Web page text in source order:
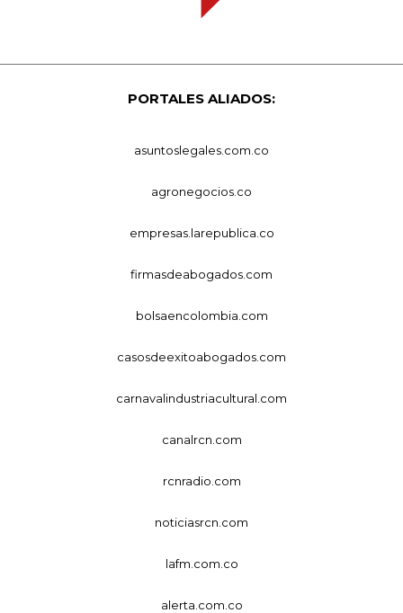
PORTALES ALIADOS:
asuntoslegales.com.co
agronegocios.co
empresas.larepublica.co
firmasdeabogados.com
bolsaencolombia.com
casosdeexitoabogados.com
carnavalindustriacultural.com
canalrcn.com
rcnradio.com
noticiasrcn.com
lafm.com.co
alerta.com.co